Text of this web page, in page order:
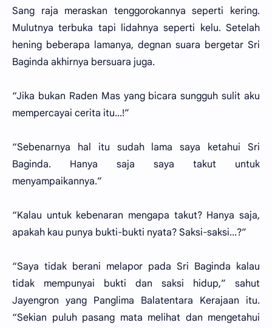
Sang raja meraskan tenggorokannya seperti kering.
Mulutnya terbuka tapi lidahnya seperti kelu. Setelah
hening beberapa lamanya, degnan suara bergetar Sri
Baginda akhirnya bersuara juga.
“Jika bukan Raden Mas yang bicara sungguh sulit aku
mempercayai cerita itu...!”
“Sebenarnya hal itu sudah lama saya ketahui Sri
Baginda. Hanya saja saya takut untuk
menyampaikannya.”
“Kalau untuk kebenaran mengapa takut? Hanya saja,
apakah kau punya bukti-bukti nyata? Saksi-saksi...?”
“Saya tidak berani melapor pada Sri Baginda kalau
tidak mempunyai bukti dan saksi hidup,” sahut
Jayengron yang Panglima Balatentara Kerajaan itu.
“Sekian puluh pasang mata melihat dan mengetahui